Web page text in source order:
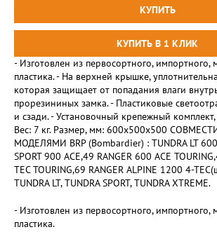
- Изготовлен из первосортного, импортного,
пластика. - На верхней крышке,
которая защищает от попадания влаги
прорезининых замка. - Пластиковые
и сзади. - Установочный крепежный
Вес: 7 кг. Размер, мм: 600x500x500
МОДЕЛЯМИ BRP (Bombardier) : TUNDRA LT 600
SPORT 900 ACE,49 RANGER 600 ACE
TEC TOURING,69 RANGER ALPINE 1200 4-
TUNDRA LT, TUNDRA SPORT, TUNDRA XTREME.
- Изготовлен из первосортного, импортного,
пластика.